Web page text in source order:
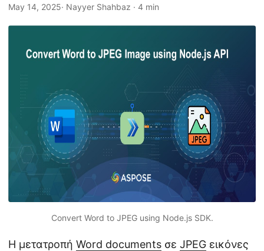
May 14, 2025· Nayyer Shahbaz · 4 min
Convert Word to JPEG using Node.js SDK.
Η μετατροπή Word documents σε JPEG εικόνες